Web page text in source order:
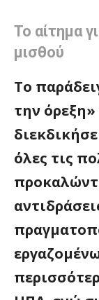
Το αίτημα
μισθού
Το
την όρεξη»
όλες τις